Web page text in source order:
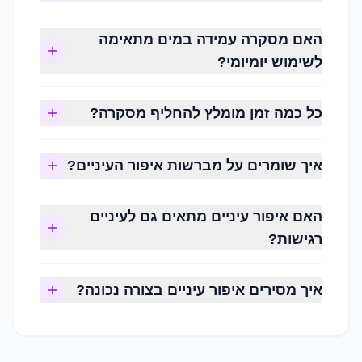
מסקרה
קיימות מסקרות המיועדות ל:
עיצוב והפרדה
האם מסקרה עמידה במים מתאימה
לשימוש יומיומי?
כל כמה זמן מומלץ להחליף מסקרה?
איך שומרים על מברשות איפור העיניים?
האם איפור עיניים מתאים גם לעיניים
רגישות?
איך מסירים איפור עיניים בצורה נכונה?